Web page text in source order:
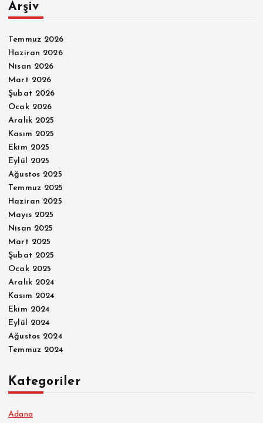
Arşiv
Temmuz 2026
Haziran 2026
Nisan 2026
Mart 2026
Şubat 2026
Ocak 2026
Aralık 2025
Kasım 2025
Ekim 2025
Eylül 2025
Ağustos 2025
Temmuz 2025
Haziran 2025
Mayıs 2025
Nisan 2025
Mart 2025
Şubat 2025
Ocak 2025
Aralık 2024
Kasım 2024
Ekim 2024
Eylül 2024
Ağustos 2024
Temmuz 2024
Kategoriler
Adana